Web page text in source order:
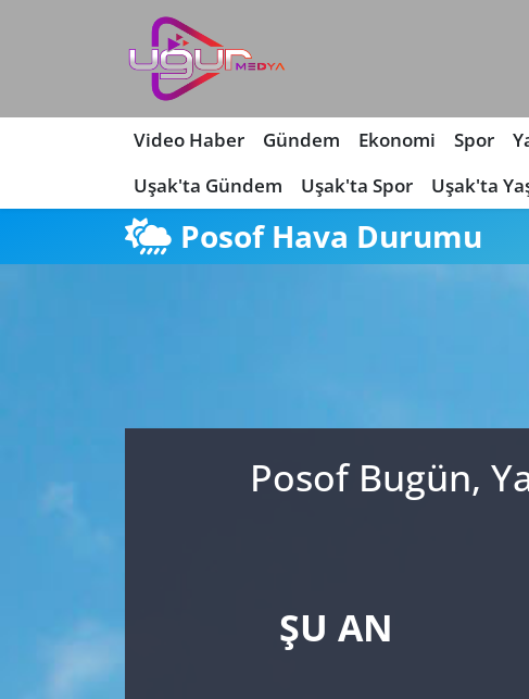
Video Haber Gündem Ekonomi Spor
Uşak'ta Gündem
Uşak'ta Spor Uşak'ta
Posof Hava Durumu
Posof Bugün,
ŞU AN
Nöbetçi Eczaneler
Hava Durumu
Namaz Vakitleri
Trafik Durumu